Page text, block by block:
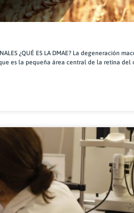
¿QUÉ ES LA DMAE? La degeneración
es la pequeña área central de la retina del